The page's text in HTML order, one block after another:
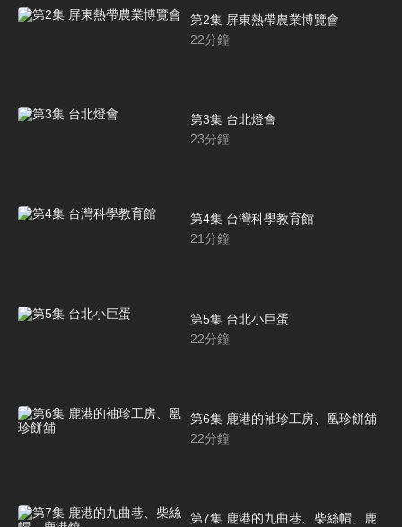
第2集 屏東熱帶農業博覽會
22分鐘
第3集 台北燈會
23分鐘
第4集 台灣科學教育館
21分鐘
第5集 台北小巨蛋
22分鐘
第6集 鹿港的袖珍工房、凰珍餅舖
22分鐘
第7集 鹿港的九曲巷、柴絲帽、鹿